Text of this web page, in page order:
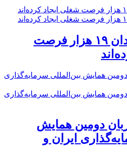
تعاونی‌های همدان ۱۹ هزار فرصت
دومین همایش
ایران و